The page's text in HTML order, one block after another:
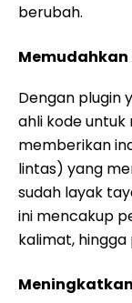
berubah.
Memudahkan
Dengan plugin
ahli kode untuk
memberikan
lintas) yang
sudah layak
ini mencakup
kalimat,